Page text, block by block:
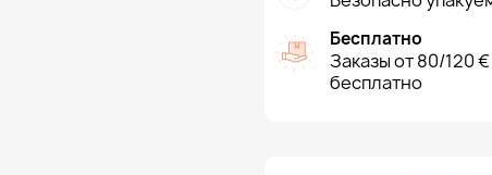
Бесплатно
Заказы от 80/120
бесплатно